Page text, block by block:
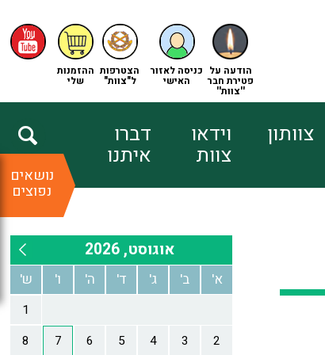
ההזמנות
שלי
הצטרפות
ל"צוות"
כניסה לאזור
האישי
הודעה על
פטירת חבר
''צוות''
צוותון וידאו
צוות
דברו
איתנו
נושאים
נפוצים